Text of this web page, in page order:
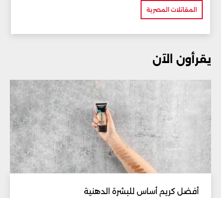
المقاتلات المصرية
يقرأون الآن
أفضل كريم أساس للبشرة الدهنية